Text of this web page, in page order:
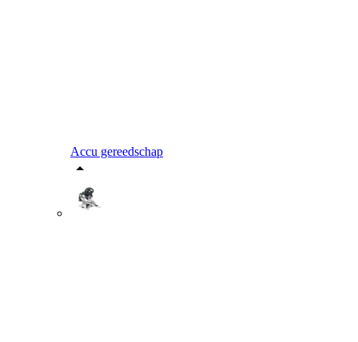
Accu gereedschap